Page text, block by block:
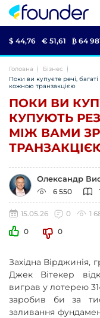
$ 44,76 € 51,61 ₿ 64
Головна
Бізнес
Поки ви купуєте речі,
кожною транзакцією
ПОКИ ВИ
КУПУЮТЬ
МІЖ ВАМИ
Олександр
6 550
15.05.26 0
1
0
0
Західна Вірджинія,
Джек Вітекер
виграв у лотерею
заробив би за
заливання